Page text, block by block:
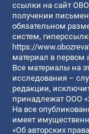
ссылки на сайт
получении
обязательном
систем,
https://
материал в первом
Все материалы на
исследования –
редакции,
принадлежат ООО
На все
имеет
«Об авторских